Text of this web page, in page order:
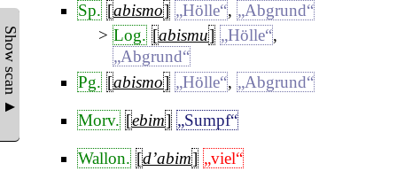
Show scan ▲
Sp. [abismo] „Hölle“, „Abgrund“
Log. [abismu] „Hölle“,
„Abgrund“
Pg. [abismo] „Hölle“, „Abgrund“
Morv. [ebim] „Sumpf“
Wallon. [d’abim] „viel“